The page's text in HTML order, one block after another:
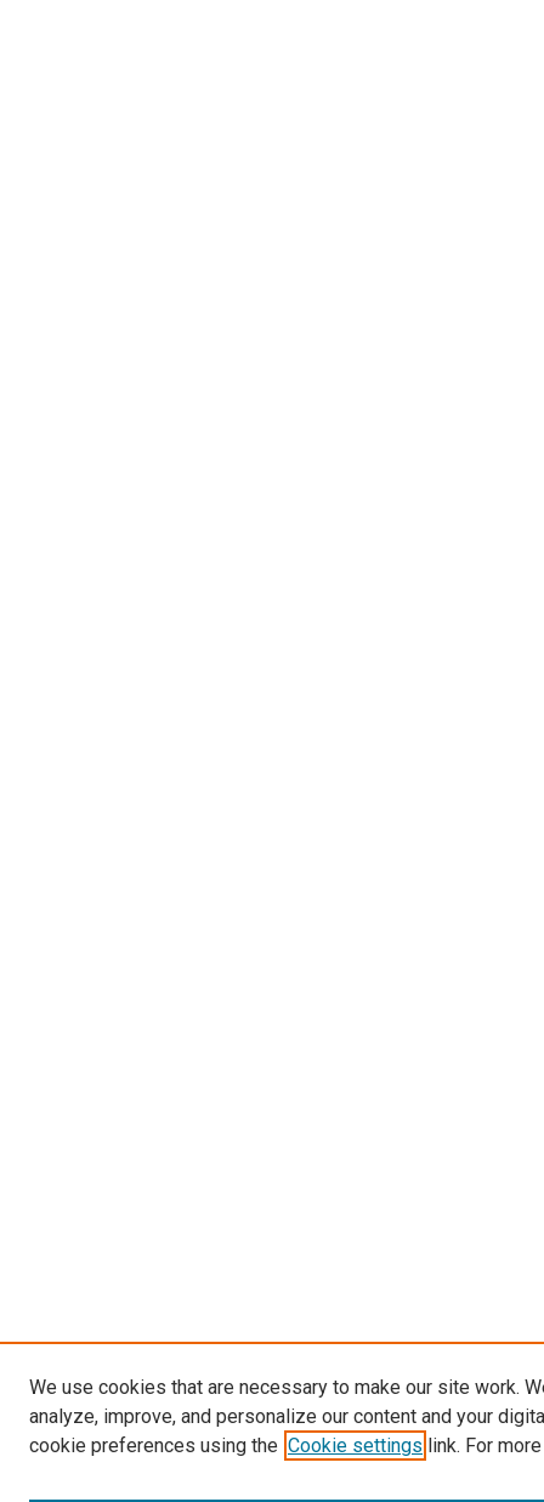
We use cookies that are necessary to make our site work.
analyze, improve, and personalize our content and your
cookie preferences using the Cookie settings link. For